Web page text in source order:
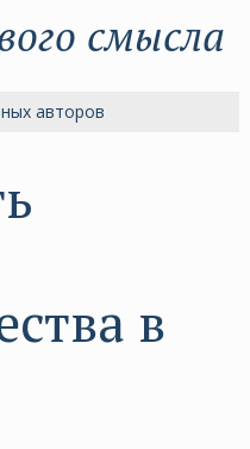
смысла
авторов
в